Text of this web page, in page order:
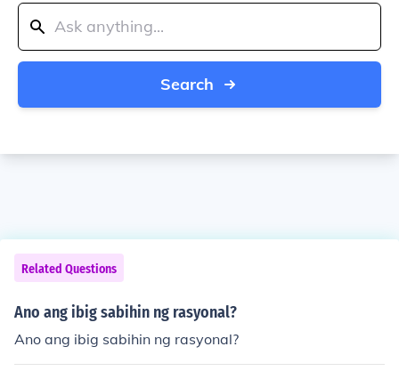
Search
Related Questions
Ano ang ibig sabihin ng rasyonal?
Ano ang ibig sabihin ng rasyonal?